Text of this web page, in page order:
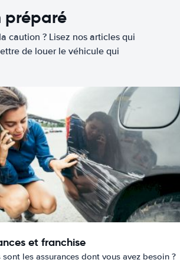
préparé
caution ? Lisez nos articles qui
de louer le véhicule qui
et franchise
sont les assurances dont vous avez besoin ?